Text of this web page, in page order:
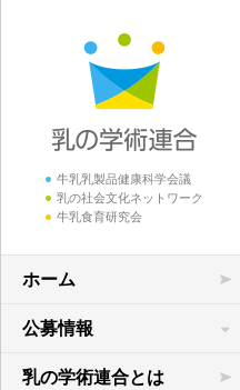
牛乳乳製品健康科学会議
乳の社会文化ネットワーク
牛乳食育研究会
ホーム
公募情報
学術研究の公募
乳の学術連合とは